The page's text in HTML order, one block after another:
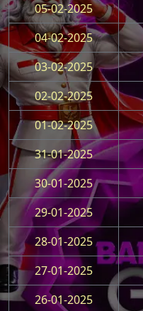
05-02-2025
04-02-2025
03-02-2025
02-02-2025
01-02-2025
31-01-2025
30-01-2025
29-01-2025
28-01-2025
27-01-2025
26-01-2025